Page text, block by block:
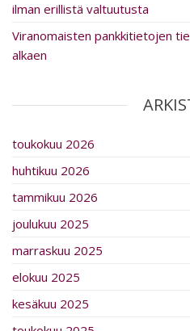
ilman erillistä valtuutusta
Viranomaisten pankkitietojen
alkaen
toukokuu 2026
huhtikuu 2026
tammikuu 2026
joulukuu 2025
marraskuu 2025
elokuu 2025
kesäkuu 2025